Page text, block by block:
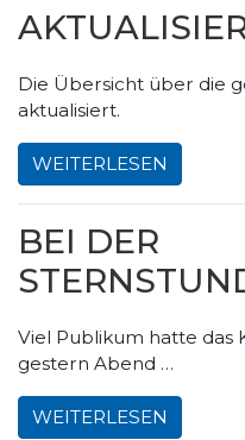
Die Übersicht über die
aktualisiert.
WEITERLESEN
BEI DER
Viel Publikum hatte das
gestern Abend …
WEITERLESEN